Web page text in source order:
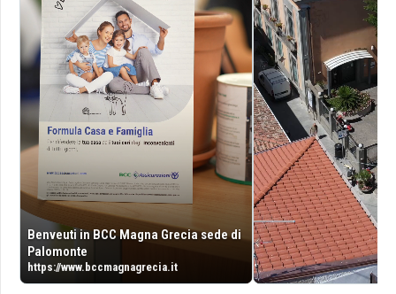
Benveuti in BCC Magna Grecia sede di
Palomonte
https://www.bccmagnagrecia.it